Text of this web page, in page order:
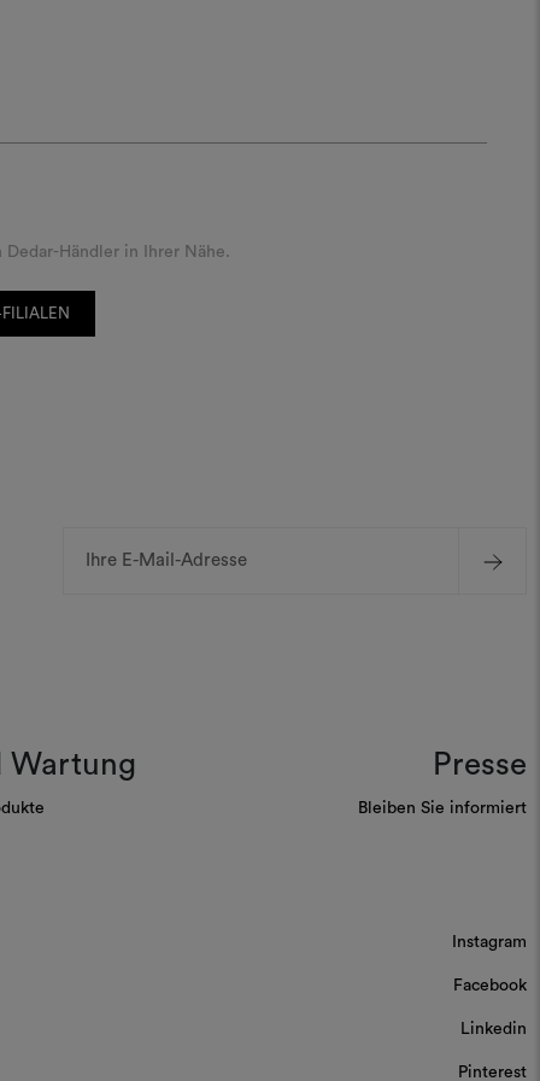
Händler in Ihrer Nähe.
Mail-
Wartung Presse
Bleiben Sie informiert
Instagram
Facebook
Linkedin
Pinterest